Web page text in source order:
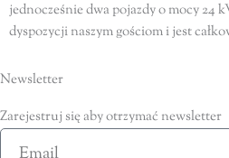
jednocześnie dwa pojazdy o mocy 24
dyspozycji naszym gościom i jest
Newsletter
Zarejestruj się aby otrzymać newsletter
Email